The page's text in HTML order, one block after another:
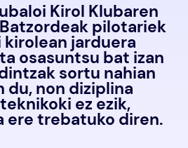
Kirol Klubaren
pilotariek
kirolean jarduera
osasuntsu bat izan
sortu nahian
du, non diziplina
ez ezik,
ere trebatuko diren.